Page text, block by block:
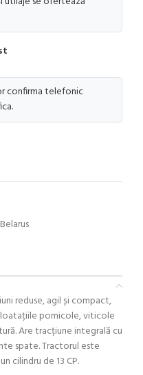
confirma telefonic
reduse, agil și compact,
pomicole, viticole
Are tracțiune integrală cu
spate. Tractorul este
cilindru de 13 CP.